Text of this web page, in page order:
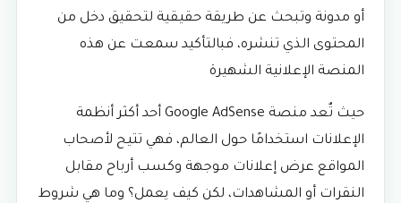
أو مدونة وتبحث عن طريقة حقيقية لتحقيق دخل من
المحتوى الذي تنشره، فبالتأكيد سمعت عن هذه
المنصة الإعلانية الشهيرة
حيث تٌعد منصة Google AdSense أحد أكثر أنظمة
الإعلانات استخدامًا حول العالم، فهي تتيح لأصحاب
المواقع عرض إعلانات موجهة وكسب أرباح مقابل
النقرات أو المشاهدات، لكن كيف يعمل؟ وما هي شروط